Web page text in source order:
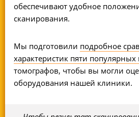
обеспечивают удобное
сканирования.
Мы подготовили подробное
характеристик пяти
томографов, чтобы вы могли
оборудования нашей клиники.